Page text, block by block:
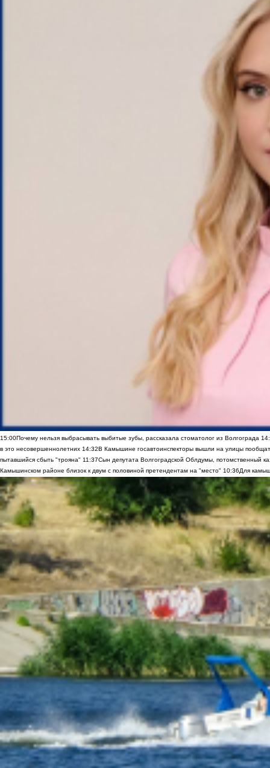
15:00Почему нельзя выбрасывать выбитые зубы, рассказала стоматолог из Волгограда
в это несовершеннолетних 14:32В Камышине госавтоинспекторы вышли на улицы
пытавшийся сбыть "трояна" 11:37Сын депутата Волгоградской Облдумы, потомственный
Камышинском районе близок к двум с половиной претендентам на "место" 10:36Для